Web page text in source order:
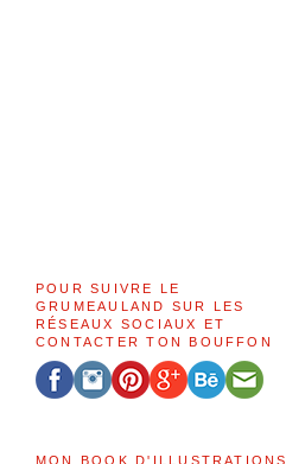
POUR SUIVRE LE
GRUMEAULAND SUR LES
RÉSEAUX SOCIAUX ET
CONTACTER TON BOUFFON
MON BOOK D'ILLUSTRATIONS